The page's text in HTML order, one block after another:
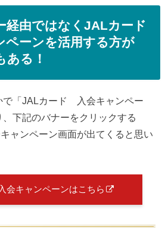
由ではなくJALカード
ペーンを活用する方が
ある！
で「JALカード 入会キャンペー
下記のバナーをクリックする
ャンペーン画面が出てくると思い
会キャンペーンはこちら